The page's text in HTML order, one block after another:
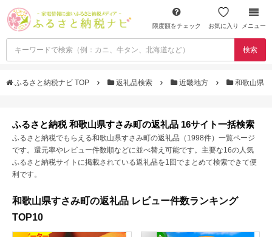
限度額をチェック お気に入り メニュー
検索
ふるさと納税ナビ TOP 返礼品検索 近畿地方 和歌山県
ふるさと納税 和歌山県すさみ町の返礼品 16サイト一括検索
ふるさと納税でもらえる和歌山県すさみ町の返礼品（1998件）一覧ページ
です。還元率やレビュー件数順などに並べ替え可能です。主要な16の人気
ふるさと納税サイトに掲載されている返礼品を1回でまとめて検索できて便
利です。
和歌山県すさみ町の返礼品 レビュー件数ランキング
TOP10